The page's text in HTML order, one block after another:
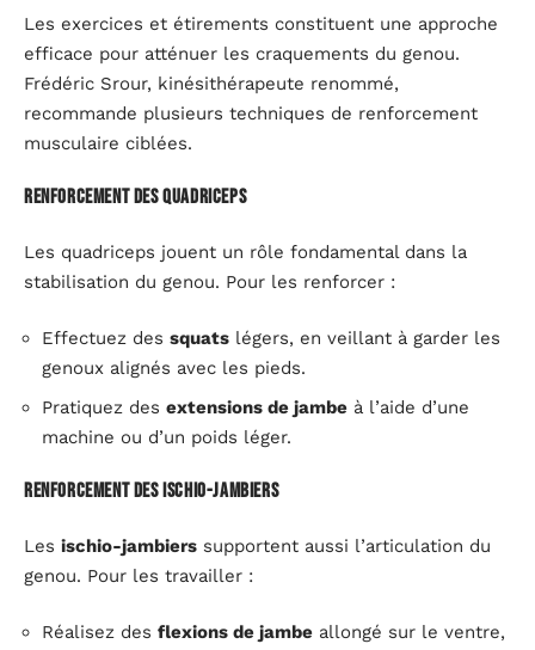
Les exercices et étirements constituent une approche
efficace pour atténuer les craquements du genou.
Frédéric Srour, kinésithérapeute renommé,
recommande plusieurs techniques de renforcement
musculaire ciblées.
Renforcement des quadriceps
Les quadriceps jouent un rôle fondamental dans la
stabilisation du genou. Pour les renforcer :
Effectuez des squats légers, en veillant à garder les
genoux alignés avec les pieds.
Pratiquez des extensions de jambe à l’aide d’une
machine ou d’un poids léger.
Renforcement des ischio-jambiers
Les ischio-jambiers supportent aussi l’articulation du
genou. Pour les travailler :
Réalisez des flexions de jambe allongé sur le ventre,